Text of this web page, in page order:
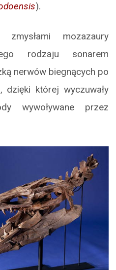
).
zmysłami mozazaury
rodzaju sonarem
nerwów biegnących po
dzięki której wyczuwały
wywoływane przez